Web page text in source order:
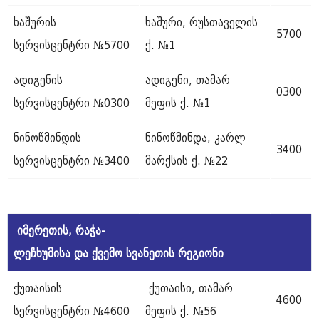
ხაშურის
სერვისცენტრი №5700
ხაშური, რუსთაველის
ქ. №1
5700
ადიგენის
სერვისცენტრი №0300
ადიგენი, თამარ
მეფის ქ. №1
0300
ნინოწმინდის
სერვისცენტრი №3400
ნინოწმინდა, კარლ
მარქსის ქ. №22
3400
იმერეთის, რაჭა-
ლეჩხუმისა და ქვემო სვანეთის რეგიონი
ქუთაისის
სერვისცენტრი №4600
ქუთაისი, თამარ
მეფის ქ. №56
4600